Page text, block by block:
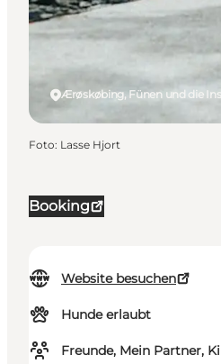
Booking
Website besuchen
Hunde erlaubt
Freunde, Mein Partner,
Ærøskøbing, Fünen und die
Foto: Lasse Hjort